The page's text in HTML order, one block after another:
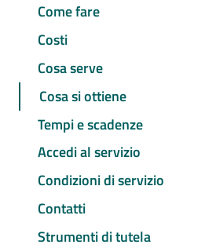
Come fare
Costi
Cosa serve
Cosa si ottiene
Tempi e scadenze
Accedi al servizio
Condizioni di servizio
Contatti
Strumenti di tutela